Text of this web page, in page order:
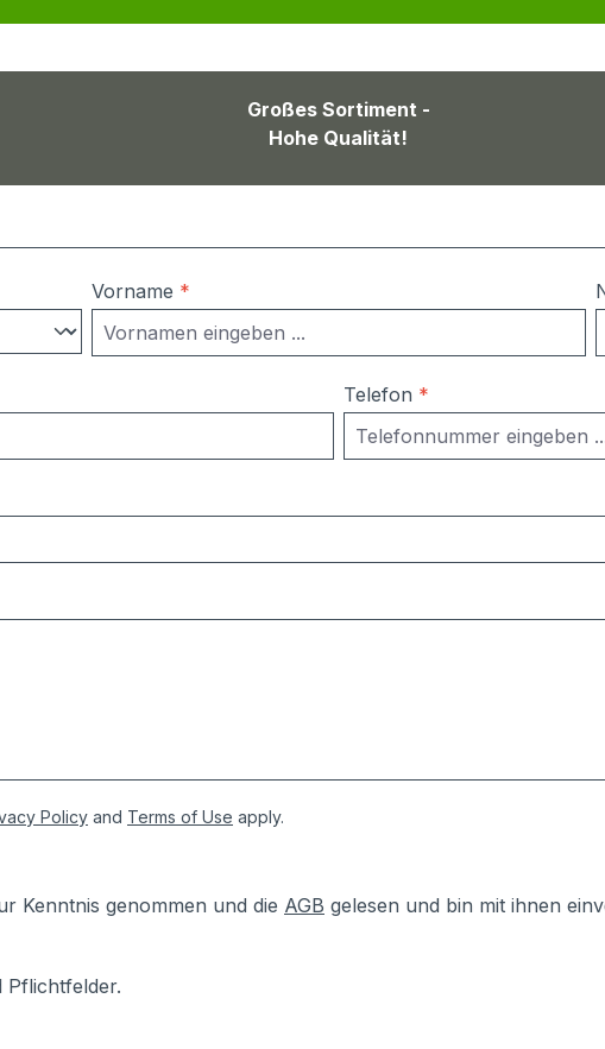
Großes Sortiment -
Hohe Qualität!
Vorname *
Telefon *
Policy and Terms of Use apply.
Kenntnis genommen und die AGB gelesen und bin mit ihnen
Pflichtfelder.